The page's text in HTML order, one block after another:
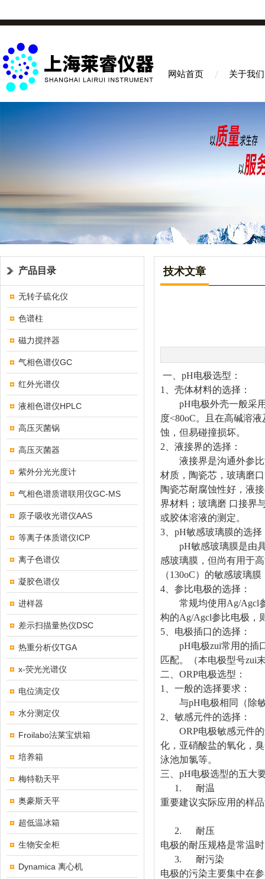
网站首页 关于我们
产品目录
无转子硫化仪
色谱柱
磁力搅拌器
气相色谱仪GC
红外光谱仪
液相色谱仪HPLC
高压灭菌锅
高压灭菌器
紫外分光光度计
气相色谱质谱联用仪GC-MS
原子吸收光谱仪AAS
等离子体质谱仪ICP
离子色谱仪
凝胶色谱仪
进样器
差示扫描量热仪DSC
热重分析仪TGA
x-荧光光谱仪
电位滴定仪
水分测定仪
Froilabo法莱宝烘箱
培养箱
梅特勒天平
奥豪斯天平
超低温冰箱
生物安全柜
Dynamica 离心机
技术文章
一、pH电极选型：
1
、壳体材料的选择：
pH电极外壳一般采用
度<80oC。且在高碱溶
蚀，但易碰撞损坏。
2 、液接界的选择：
液接界是沟通外参比
材质，陶瓷芯，玻璃磨
陶瓷芯耐腐蚀性好，液
界材料；玻璃磨 口接界
或胶体溶液的测定。
3 、pH敏感玻璃膜的选择
pH敏感玻璃膜是由具
感玻璃膜，但尚有用于
（130oC）的敏感玻璃
4 、参比电极的选择：
常规均使用Ag/Agcl参
构的Ag/Agcl参比电极，
5 、电极插口的选择：
pH电极zui常用的插口
匹配。（本电极型号zui
二、ORP电极选型：
1
、一般的选择要求：
与pH电极相同（除
2 、敏感元件的选择：
ORP电极敏感元件的
化，亚硝酸盐的氧化，
泳池加氯等。
三、 pH电极选型的五大
1. 耐温
重要建议实际应用的样
2. 耐压
电极的耐压规格是常温
3. 耐污染
电极的污染主要集中在